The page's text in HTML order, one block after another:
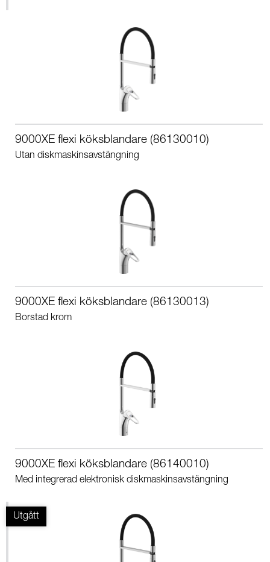
9000XE flexi köksblandare (86130010)
Utan diskmaskinsavstängning
9000XE flexi köksblandare (86130013)
Borstad krom
9000XE flexi köksblandare (86140010)
Med integrerad elektronisk diskmaskinsavstängning